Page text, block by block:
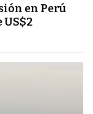
en Perú
US$2